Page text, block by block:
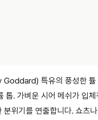
Goddard) 특유의 풍성한 튤
톱. 가벼운 시어 메쉬가 입
분위기를 연출합니다. 쇼츠